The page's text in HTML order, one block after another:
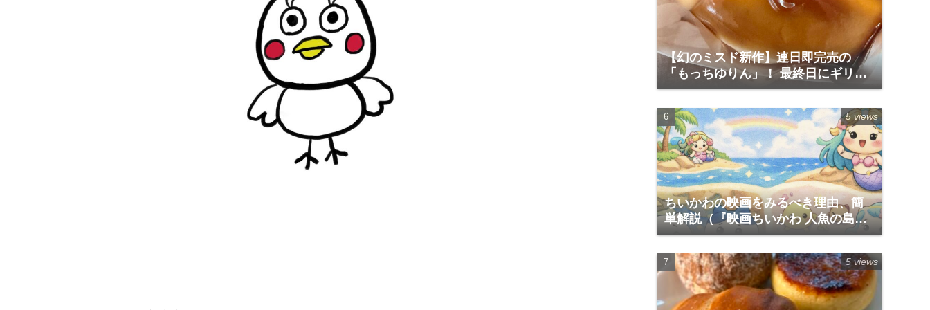
【幻のミスド新作】連日即完売の
「もっちゆりん」！ 最終日にギリギ
リ滑り込みゲットして食べてみた実
食レポ
ちいかわの映画をみるべき理由、簡
単解説（『映画ちいかわ 人魚の島の
ひみつ』）
5 views
5 views